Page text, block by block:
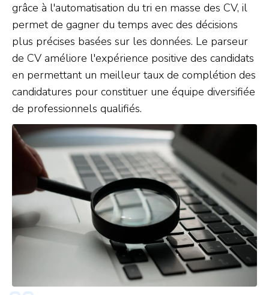
grâce à l'automatisation du tri en masse des CV, il
permet de gagner du temps avec des décisions
plus précises basées sur les données. Le parseur
de CV améliore l'expérience positive des candidats
en permettant un meilleur taux de complétion des
candidatures pour constituer une équipe diversifiée
de professionnels qualifiés.